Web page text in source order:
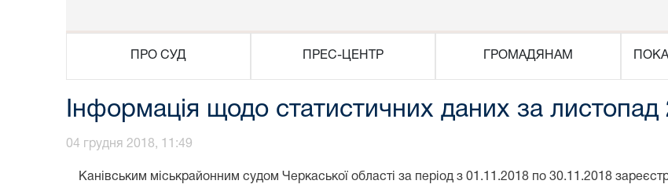
ПРО СУД ПРЕС-ЦЕНТР ГРОМАДЯНАМ
Інформація щодо статистичних даних за листопад
04 грудня 2018, 11:49
Канівським міськрайонним судом Черкаської області за період з 01.11.2018 по 30.11.2018